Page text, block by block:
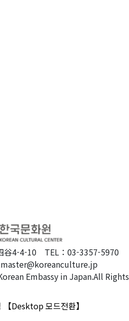
谷4-4-10 TEL：03-3357-5970
Embassy in Japan.All Rights
【Desktop 모드전환】